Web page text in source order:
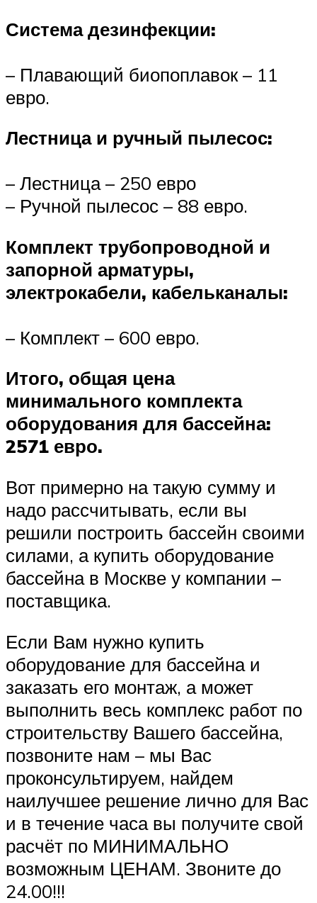
Система дезинфекции:
– Плавающий биопоплавок – 11
евро.
Лестница и ручный пылесос:
– Лестница – 250 евро
– Ручной пылесос – 88 евро.
Комплект трубопроводной и
запорной арматуры,
электрокабели, кабельканалы:
– Комплект – 600 евро.
Итого, общая цена
минимального комплекта
оборудования для бассейна:
2571 евро.
Вот примерно на такую сумму и
надо рассчитывать, если вы
решили построить бассейн своими
силами, а купить оборудование
бассейна в Москве у компании –
поставщика.
Если Вам нужно купить
оборудование для бассейна и
заказать его монтаж, а может
выполнить весь комплекс работ по
строительству Вашего бассейна,
позвоните нам – мы Вас
проконсультируем, найдем
наилучшее решение лично для Вас
и в течение часа вы получите свой
расчёт по МИНИМАЛЬНО
возможным ЦЕНАМ. Звоните до
24.00!!!